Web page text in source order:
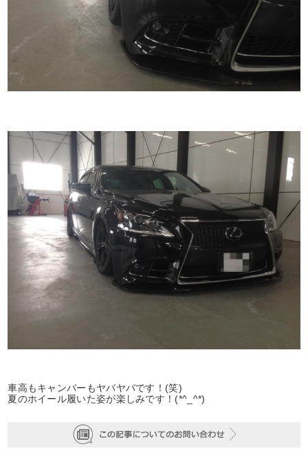
車高もキャンバーもヤバヤバです！(笑)
夏のホイール履いた姿が楽しみです！(*^_^*)